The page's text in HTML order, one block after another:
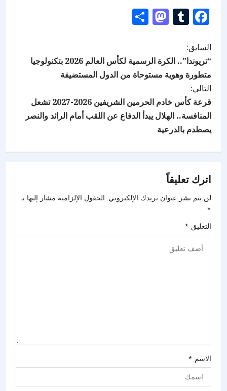
Facebook
Tumblr
Mastodon
السابق:
“تريوندا”.. الكرة الرسمية لكأس العالم 2026 بتكنولوجيا
متطورة وهوية مستوحاة من الدول المستضيفة
التالي:
قرعة كأس خادم الحرمين الشريفين 2026-2027 تشعل
المنافسة.. الهلال يبدأ الدفاع عن اللقب أمام الرائد والنصر
يصطدم بالدرعية
اترك تعليقاً
لن يتم نشر عنوان بريدك الإلكتروني. الحقول الإلزامية مشار إليها بـ
*
التعليق *
الاسم *